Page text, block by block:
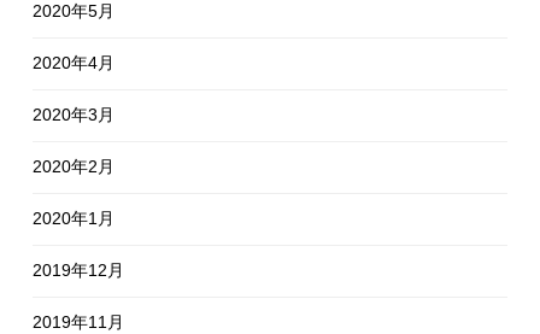
2020年5月
2020年4月
2020年3月
2020年2月
2020年1月
2019年12月
2019年11月